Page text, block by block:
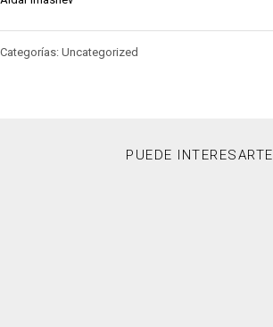
Categorías: Uncategorized
PUEDE INTERESARTE